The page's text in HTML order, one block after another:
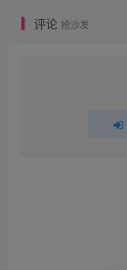
评论 抢沙发